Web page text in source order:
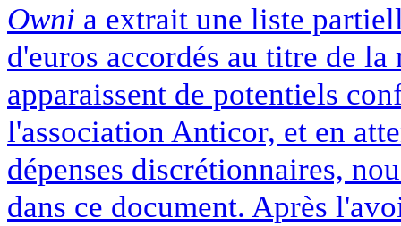
Owni a extrait une liste
d'euros accordés au titre de
apparaissent de potentiels
l'association Anticor, et en
dépenses discrétionnaires,
dans ce document. Après